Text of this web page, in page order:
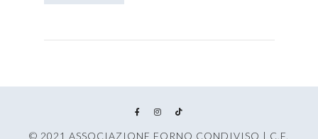
© 2021 ASSOCIAZIONE FORNO CONDIVISO | C.F.